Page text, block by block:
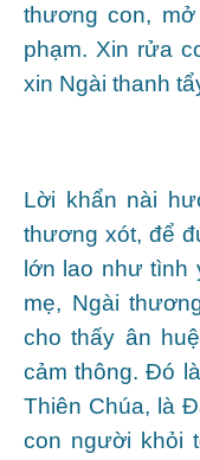
thương con,
phạm. Xin rửa
xin Ngài thanh
Lời khẩn nài
thương xót, để
lớn lao như tình
mẹ, Ngài
cho thấy ân
cảm thông. Đó
Thiên Chúa, là
con người khỏi